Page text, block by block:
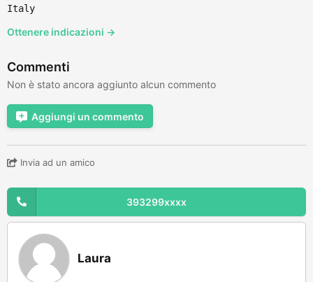
Italy
Ottenere indicazioni →
Commenti
Non è stato ancora aggiunto alcun commento
Aggiungi un commento
Invia ad un amico
393299xxxx
Laura